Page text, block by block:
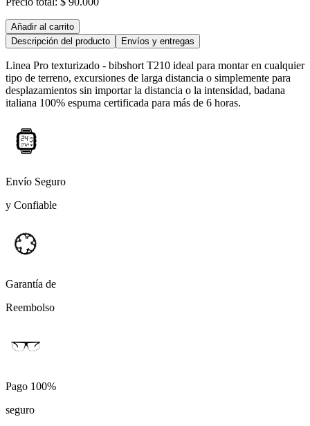
Añadir al carrito
Descripción del producto
Envíos y entregas
Linea Pro texturizado - bibshort T210 ideal para montar en cualquier
tipo de terreno, excursiones de larga distancia o simplemente para
desplazamientos sin importar la distancia o la intensidad, badana
italiana 100% espuma certificada para más de 6 horas.
Envío Seguro
y Confiable
Garantía de
Reembolso
Pago 100%
seguro